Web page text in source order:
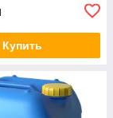
Купить